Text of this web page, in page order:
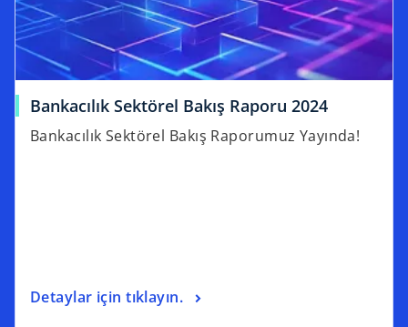
Bankacılık Sektörel Bakış Raporu 2024
Bankacılık Sektörel Bakış Raporumuz Yayında!
Detaylar için tıklayın.